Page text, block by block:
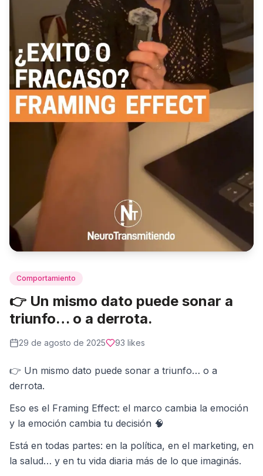
Comportamiento
👉 Un mismo dato puede sonar a
triunfo… o a derrota.
29 de agosto de 2025 93 likes
👉 Un mismo dato puede sonar a triunfo… o a
derrota.
Eso es el Framing Effect: el marco cambia la emoción
y la emoción cambia tu decisión 🧠
Está en todas partes: en la política, en el marketing, en
la salud… y en tu vida diaria más de lo que imaginás.